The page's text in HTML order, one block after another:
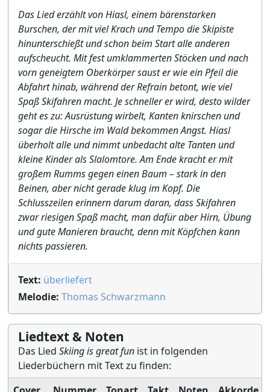
Das Lied erzählt von Hiasl, einem bärenstarken
Burschen, der mit viel Krach und Tempo die Skipiste
hinunterschießt und schon beim Start alle anderen
aufscheucht. Mit fest umklammerten Stöcken und nach
vorn geneigtem Oberkörper saust er wie ein Pfeil die
Abfahrt hinab, während der Refrain betont, wie viel
Spaß Skifahren macht. Je schneller er wird, desto wilder
geht es zu: Ausrüstung wirbelt, Kanten knirschen und
sogar die Hirsche im Wald bekommen Angst. Hiasl
überholt alle und nimmt unbedacht alte Tanten und
kleine Kinder als Slalomtore. Am Ende kracht er mit
großem Rumms gegen einen Baum – stark in den
Beinen, aber nicht gerade klug im Kopf. Die
Schlusszeilen erinnern darum daran, dass Skifahren
zwar riesigen Spaß macht, man dafür aber Hirn, Übung
und gute Manieren braucht, denn mit Köpfchen kann
nichts passieren.
Text: überliefert
Melodie: Thomas Schwarzmann
Liedtext & Noten
Das Lied Skiing is great fun ist in folgenden
Liederbüchern mit Text zu finden: